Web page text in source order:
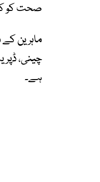
صحت کو
ماہرین کے
چینی،
ہے۔